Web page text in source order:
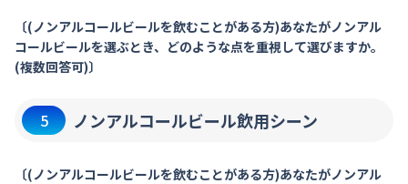
〔(ノンアルコールビールを飲むことがある方)あなたがノンアル
コールビールを選ぶとき、どのような点を重視して選びますか。
(複数回答可)〕
5 ノンアルコールビール飲用シーン
〔(ノンアルコールビールを飲むことがある方)あなたがノンアル